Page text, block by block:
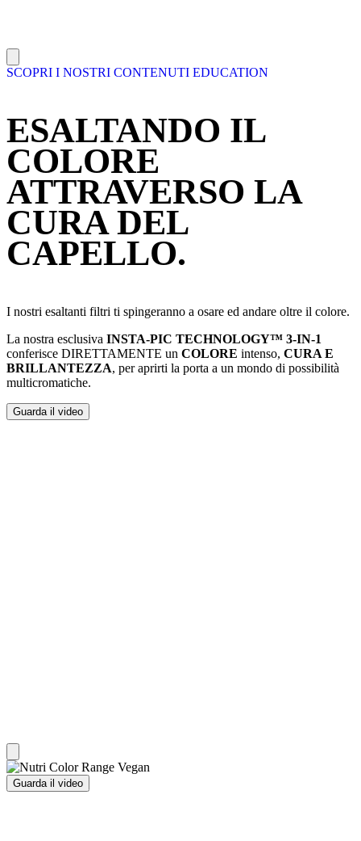
SCOPRI I NOSTRI CONTENUTI EDUCATION
ESALTANDO IL
COLORE
ATTRAVERSO LA
CURA DEL
CAPELLO.
I nostri esaltanti filtri ti spingeranno a osare ed andare oltre il colore.
La nostra esclusiva INSTA-PIC TECHNOLOGY™ 3-IN-1
conferisce DIRETTAMENTE un COLORE intenso, CURA E
BRILLANTEZZA, per aprirti la porta a un mondo di possibilità
multicromatiche.
Guarda il video
Guarda il video